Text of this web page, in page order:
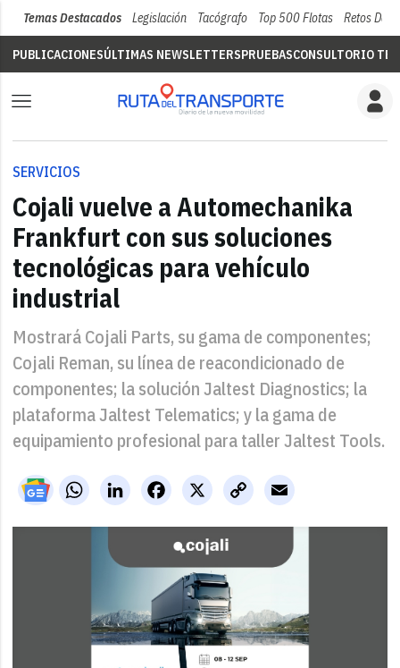
Temas Destacados Legislación Tacógrafo Top 500 Flotas Retos Del
PUBLICACIONESÚLTIMAS NEWSLETTERSPRUEBASCONSULTORIO
SERVICIOS
Cojali vuelve a Automechanika
Frankfurt con sus soluciones
tecnológicas para vehículo
industrial
Mostrará Cojali Parts, su gama de componentes;
Cojali Reman, su línea de reacondicionado de
componentes; la solución Jaltest Diagnostics; la
plataforma Jaltest Telematics; y la gama de
equipamiento profesional para taller Jaltest Tools.
WhatsAppLinkedIn X
Facebook
Copy
Link
Email